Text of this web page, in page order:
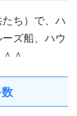
ち）で、ハ
ズ船、ハウ
＾